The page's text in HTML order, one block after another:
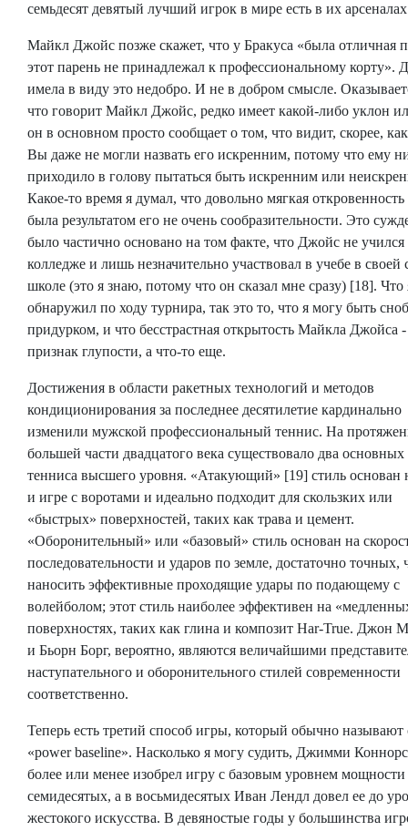
семьдесят девятый лучший игрок в мире есть в их
Майкл Джойс позже скажет, что у Бракуса «была отличная
этот парень не принадлежал к профессиональному корту».
имела в виду это недобро. И не в добром смысле.
что говорит Майкл Джойс, редко имеет какой-либо уклон
он в основном просто сообщает о том, что видит, скорее,
Вы даже не могли назвать его искренним, потому что ему
приходило в голову пытаться быть искренним или
Какое-то время я думал, что довольно мягкая
была результатом его не очень сообразительности. Это
было частично основано на том факте, что Джойс не учился
колледже и лишь незначительно участвовал в учебе в своей
школе (это я знаю, потому что он сказал мне сразу) [18]. Что
обнаружил по ходу турнира, так это то, что я могу быть
придурком, и что бесстрастная открытость Майкла Джойса -
признак глупости, а что-то еще.
Достижения в области ракетных технологий и методов
кондиционирования за последнее десятилетие кардинально
изменили мужской профессиональный теннис. На
большей части двадцатого века существовало два основных
тенниса высшего уровня. «Атакующий» [19] стиль основан
и игре с воротами и идеально подходит для скользких или
«быстрых» поверхностей, таких как трава и цемент.
«Оборонительный» или «базовый» стиль основан на
последовательности и ударов по земле, достаточно точных,
наносить эффективные проходящие удары по подающему с
волейболом; этот стиль наиболее эффективен на
поверхностях, таких как глина и композит Har-True. Джон
и Бьорн Борг, вероятно, являются величайшими
наступательного и оборонительного стилей современности
соответственно.
Теперь есть третий способ игры, который обычно называют
«power baseline». Насколько я могу судить, Джимми
более или менее изобрел игру с базовым уровнем
семидесятых, а в восьмидесятых Иван Лендл довел ее до
жестокого искусства. В девяностые годы у большинства